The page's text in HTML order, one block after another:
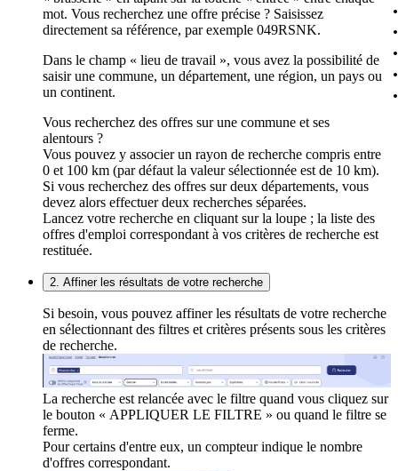
mot. Vous recherchez une offre précise ? Saisissez
directement sa référence, par exemple 049RSNK.
Dans le champ « lieu de travail », vous avez la possibilité de
saisir une commune, un département, une région, un pays ou
un continent.
Vous recherchez des offres sur une commune et ses
alentours ?
Vous pouvez y associer un rayon de recherche compris entre
0 et 100 km (par défaut la valeur sélectionnée est de 10 km).
Si vous recherchez des offres sur deux départements, vous
devez alors effectuer deux recherches séparées.
Lancez votre recherche en cliquant sur la loupe ; la liste des
offres d'emploi correspondant à vos critères de recherche est
restituée.
2. Affiner les résultats de votre recherche
Si besoin, vous pouvez affiner les résultats de votre recherche
en sélectionnant des filtres et critères présents sous les critères
de recherche.
La recherche est relancée avec le filtre quand vous cliquez sur
le bouton « APPLIQUER LE FILTRE » ou quand le filtre se
ferme.
Pour certains d'entre eux, un compteur indique le nombre
d'offres correspondant.